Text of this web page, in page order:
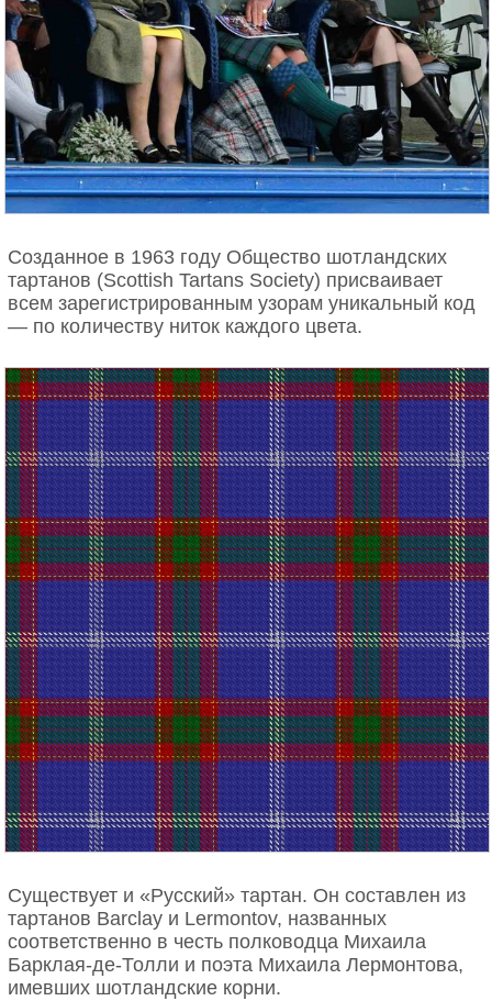
Созданное в 1963 году Общество шотландских
тартанов (Scottish Tartans Society) присваивает
всем зарегистрированным узорам уникальный код
— по количеству ниток каждого цвета.
Существует и «Русский» тартан. Он составлен из
тартанов Barclay и Lermontov, названных
соответственно в честь полководца Михаила
Барклая-де-Толли и поэта Михаила Лермонтова,
имевших шотландские корни.